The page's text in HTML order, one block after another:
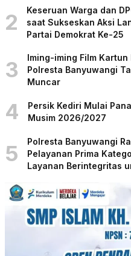
2
Keseruan Warga dan
saat Sukseskan Aksi
Partai Demokrat Ke-25
3
Iming-iming Film Kartun
Polresta Banyuwangi
Muncar
4
Persik Kediri Mulai
Musim 2026/2027
5
Polresta Banyuwangi
Pelayanan Prima
Layanan Berintegritas